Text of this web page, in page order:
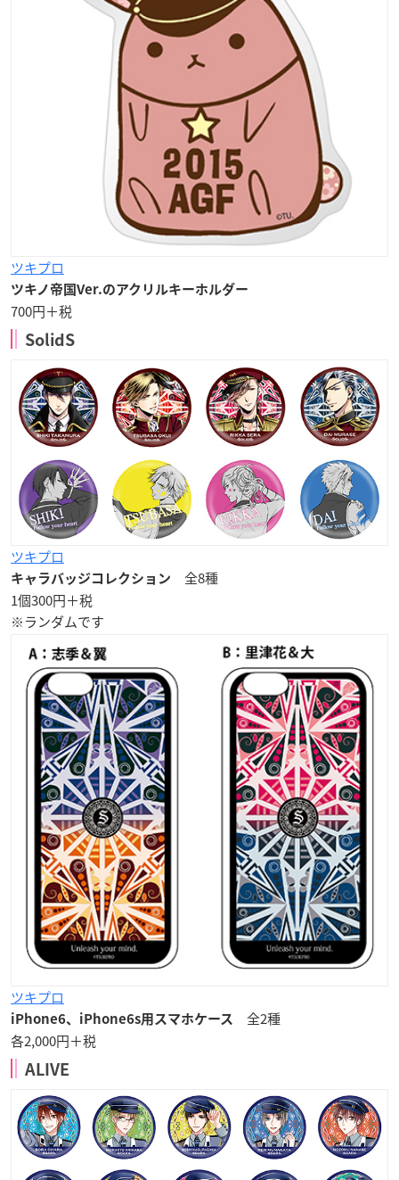
ツキプロ
ツキノ帝国Ver.のアクリルキーホルダー
700円＋税
SolidS
ツキプロ
キャラバッジコレクション
全8種
1個300円＋税
※ランダムです
ツキプロ
iPhone6、iPhone6s用スマホケース
全2種
各2,000円＋税
ALIVE